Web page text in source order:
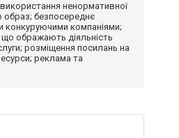
використання ненормативної
образ; безпосереднє
конкуруючими компаніями;
що ображають діяльність
розміщення посилань на
реклама та